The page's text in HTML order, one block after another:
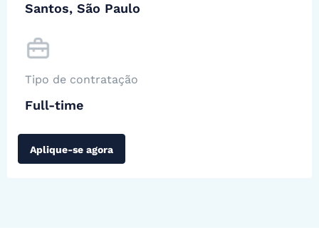
Santos, São Paulo
Tipo de contratação
Full-time
Aplique-se agora